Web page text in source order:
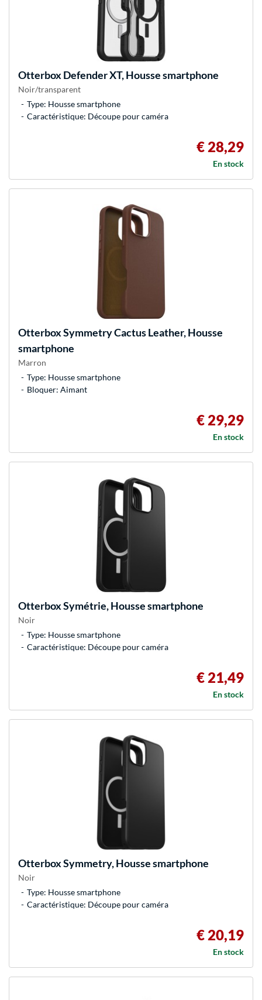
OtterboxDefender XT, Housse smartphone
Noir/transparent
Type: Housse smartphone
Caractéristique: Découpe pour caméra
€ 28,29
En stock
OtterboxSymmetry Cactus Leather, Housse
smartphone
Marron
Type: Housse smartphone
Bloquer: Aimant
€ 29,29
En stock
OtterboxSymétrie, Housse smartphone
Noir
Type: Housse smartphone
Caractéristique: Découpe pour caméra
€ 21,49
En stock
OtterboxSymmetry, Housse smartphone
Noir
Type: Housse smartphone
Caractéristique: Découpe pour caméra
€ 20,19
En stock